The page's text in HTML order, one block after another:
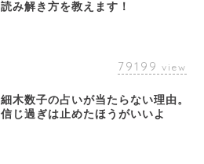
読み解き方を教えます！
79199 view
細木数子の占いが当たらない理由。
信じ過ぎは止めたほうがいいよ